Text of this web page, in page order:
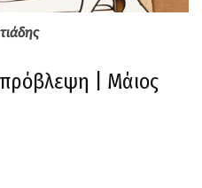
| Μάιος